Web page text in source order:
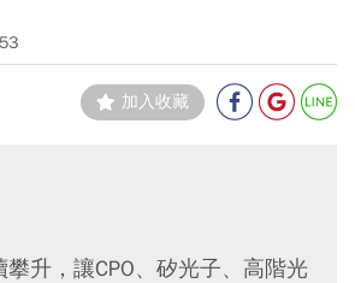
加入收藏
升，讓CPO、矽光子、高階光